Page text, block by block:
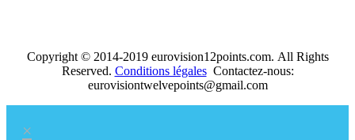
Copyright © 2014-2019 eurovision12points.com. All Rights
Reserved. Conditions légalesContactez-nous:
eurovisiontwelvepoints@gmail.com
×